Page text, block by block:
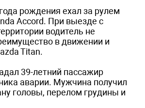
рождения ехал за рулем
Accord. При выезде с
водитель не
в движении и
Titan.
39-летний пассажир
аварии. Мужчина получил
головы, перелом грудины и